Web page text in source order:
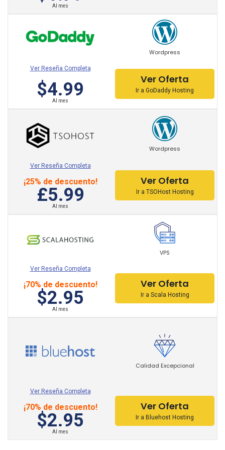
HostGator Hosting
BlueHost Hosting
DreamHost Hosting
iPage Hosting
Hostpapa Hosting
A2 Hosting
HostMonster Hosting
Site5 Hosting
GreenGeeks Hosting
ASmallOrange Hosting
OVH Hosting
HostDime Hosting
WPX Hosting
Builderall Hosting
Al mes
Wordpress
Ver Reseña Completa
$4.99
Al mes
Ver Oferta
Ir a GoDaddy Hosting
Wordpress
Ver Reseña Completa
¡25% de descuento!
£5.99
Al mes
Ver Oferta
Ir a TSOHost Hosting
VPS
Ver Reseña Completa
¡70% de descuento!
$2.95
Al mes
Ver Oferta
Ir a Scala Hosting
Calidad Excepcional
Ver Reseña Completa
¡70% de descuento!
$2.95
Al mes
Ver Oferta
Ir a Bluehost Hosting